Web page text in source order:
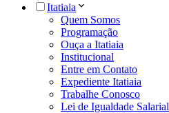
Itatiaia
Quem Somos
Programação
Ouça a Itatiaia
Institucional
Entre em Contato
Expediente Itatiaia
Trabalhe Conosco
Lei de Igualdade Salarial